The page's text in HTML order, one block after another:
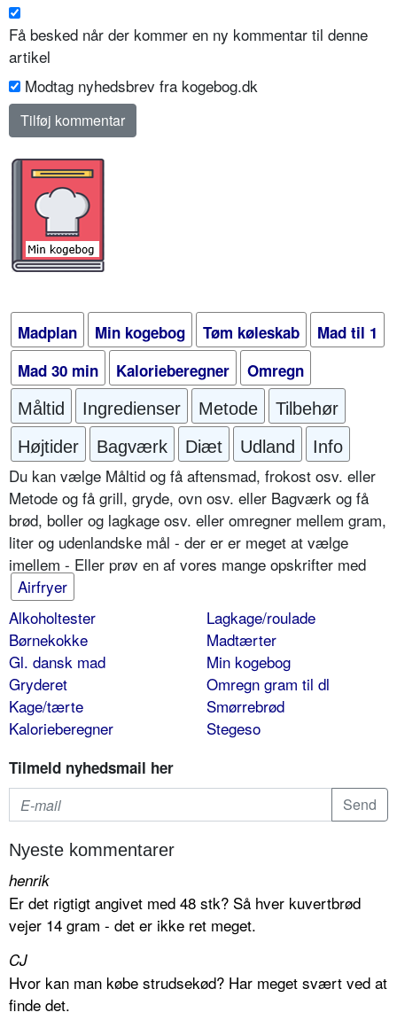
Få besked når der kommer en ny kommentar til denne
artikel
Modtag nyhedsbrev fra kogebog.dk
Madplan Min kogebog Tøm køleskab
Mad til 1
Mad 30 min
Kalorieberegner Omregn
Måltid Ingredienser Metode
Tilbehør
Højtider
Bagværk Diæt Udland Info
Du kan vælge Måltid og få aftensmad, frokost osv. eller
Metode og få grill, gryde, ovn osv. eller Bagværk og få
brød, boller og lagkage osv. eller omregner mellem gram,
liter og udenlandske mål - der er er meget at vælge
imellem - Eller prøv en af vores mange opskrifter med
Airfryer
Alkoholtester
Børnekokke
Gl. dansk mad
Gryderet
Kage/tærte
Kalorieberegner
Lagkage/roulade
Madtærter
Min kogebog
Omregn gram til dl
Smørrebrød
Stegeso
Tilmeld nyhedsmail her
Nyeste kommentarer
henrik
Er det rigtigt angivet med 48 stk? Så hver kuvertbrød
vejer 14 gram - det er ikke ret meget.
CJ
Hvor kan man købe strudsekød? Har meget svært ved at
finde det.